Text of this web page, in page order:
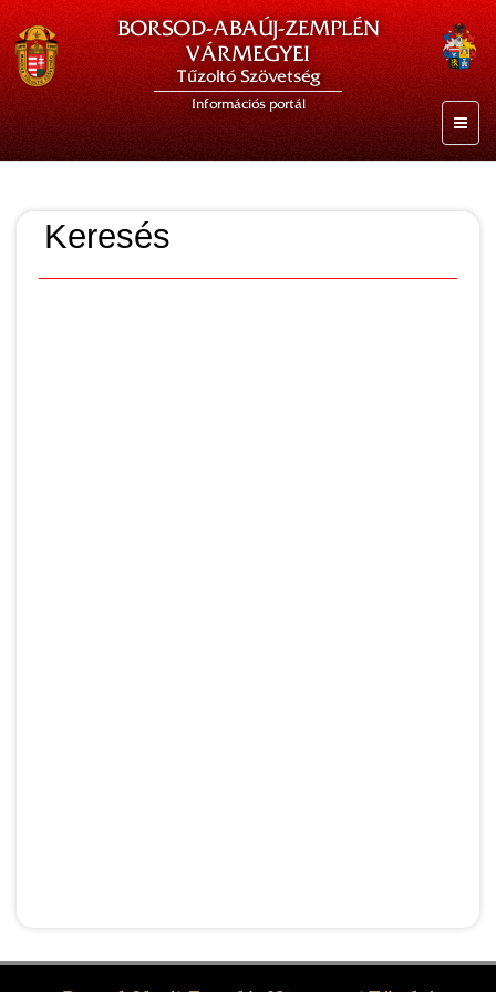
BORSOD-ABAÚJ-ZEMPLÉN
VÁRMEGYEI
Tűzoltó Szövetség
Információs portál
Keresés